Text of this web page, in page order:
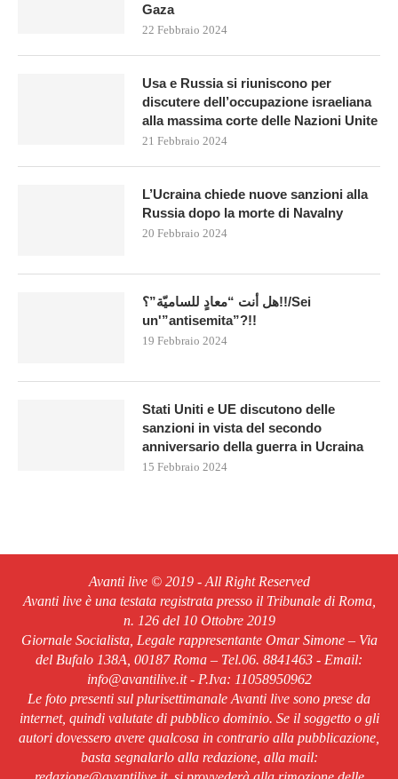
Gaza
22 Febbraio 2024
Usa e Russia si riuniscono per
discutere dell’occupazione israeliana
alla massima corte delle Nazioni Unite
21 Febbraio 2024
L’Ucraina chiede nuove sanzioni alla
Russia dopo la morte di Navalny
20 Febbraio 2024
هل أنت “معادٍ للساميّة”؟!!/Sei
un'”antisemita”?!!
19 Febbraio 2024
Stati Uniti e UE discutono delle
sanzioni in vista del secondo
anniversario della guerra in Ucraina
15 Febbraio 2024
Avanti live © 2019 - All Right Reserved
Avanti live è una testata registrata presso il Tribunale di Roma,
n. 126 del 10 Ottobre 2019
Giornale Socialista, Legale rappresentante Omar Simone – Via
del Bufalo 138A, 00187 Roma – Tel.06. 8841463 - Email:
info@avantilive.it - P.Iva: 11058950962
Le foto presenti sul plurisettimanale Avanti live sono prese da
internet, quindi valutate di pubblico dominio. Se il soggetto o gli
autori dovessero avere qualcosa in contrario alla pubblicazione,
basta segnalarlo alla redazione, alla mail: